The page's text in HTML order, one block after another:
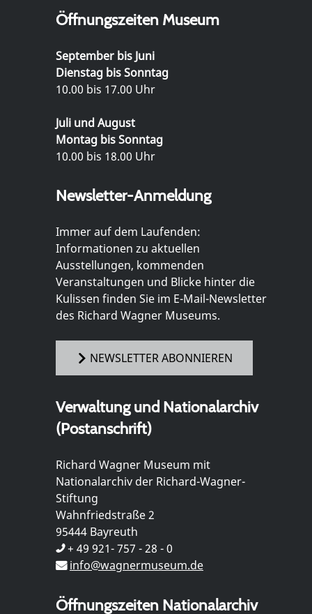
Öffnungszeiten Museum
September bis Juni
Dienstag bis Sonntag
10.00 bis 17.00 Uhr
Juli und August
Montag bis Sonntag
10.00 bis 18.00 Uhr
Newsletter-Anmeldung
Immer auf dem Laufenden:
Informationen zu aktuellen
Ausstellungen, kommenden
Veranstaltungen und Blicke hinter die
Kulissen finden Sie im E-Mail-Newsletter
des Richard Wagner Museums.
NEWSLETTER ABONNIEREN
Verwaltung und Nationalarchiv
(Postanschrift)
Richard Wagner Museum mit
Nationalarchiv der Richard-Wagner-
Stiftung
Wahnfriedstraße 2
95444 Bayreuth
+ 49 921- 757 - 28 - 0
info@wagnermuseum.de
Öffnungszeiten Nationalarchiv